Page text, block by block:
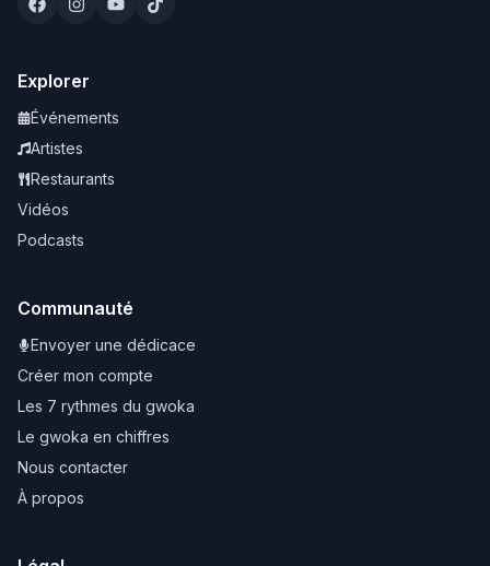
Explorer
Événements
Artistes
Restaurants
Vidéos
Podcasts
Communauté
Envoyer une dédicace
Créer mon compte
Les 7 rythmes du gwoka
Le gwoka en chiffres
Nous contacter
À propos